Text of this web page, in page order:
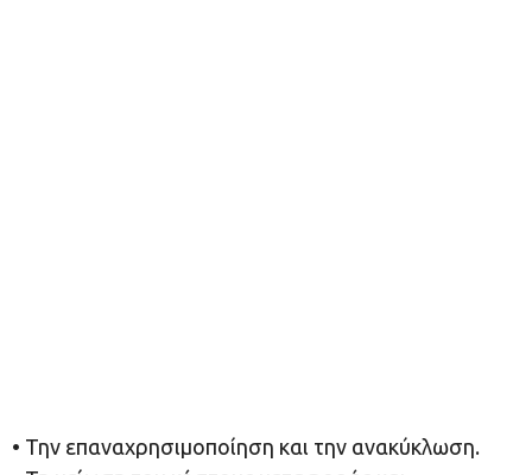
• Την επαναχρησιμοποίηση και την ανακύκλωση.